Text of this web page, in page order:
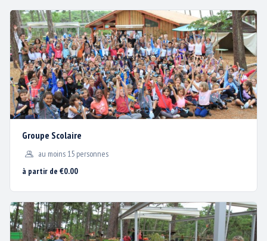
PLAN D’ACCÈS
ACTUS / PROMOS
CONTACT & PLAN D’ACCÈS
MENTIONS LÉGALES
1200 avenue de la Plage
je refuse
Groupe Scolaire
au moins 15 personnes
à partir de €0.00